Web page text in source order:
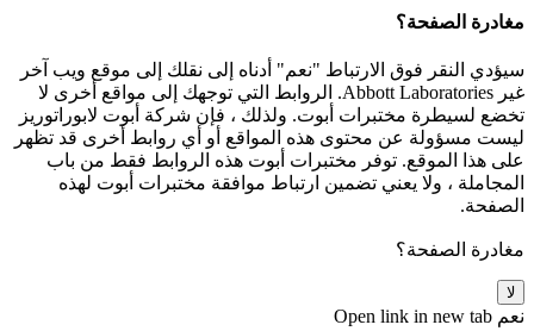
مغادرة الصفحة؟
سيؤدي النقر فوق الارتباط "نعم" أدناه إلى نقلك إلى موقع ويب آخر
غير Abbott Laboratories. الروابط التي توجهك إلى مواقع أخرى لا
تخضع لسيطرة مختبرات أبوت. ولذلك ، فإن شركة أبوت لابوراتوريز
ليست مسؤولة عن محتوى هذه المواقع أو أي روابط أخرى قد تظهر
على هذا الموقع. توفر مختبرات أبوت هذه الروابط فقط من باب
المجاملة ، ولا يعني تضمين ارتباط موافقة مختبرات أبوت لهذه
الصفحة.
مغادرة الصفحة؟
لا
نعم Open link in new tab